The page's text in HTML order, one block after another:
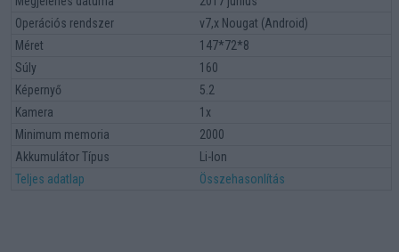
Operációs rendszer
v7,x Nougat (Android)
Méret
147*72*8
Súly
160
Képernyő
5.2
Kamera
1x
Minimum memoria
2000
Akkumulátor Típus
Li-Ion
Teljes adatlap
Összehasonlítás